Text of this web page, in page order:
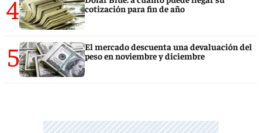
4
cotización para fin de año
5
El mercado descuenta una devaluación del
peso en noviembre y diciembre